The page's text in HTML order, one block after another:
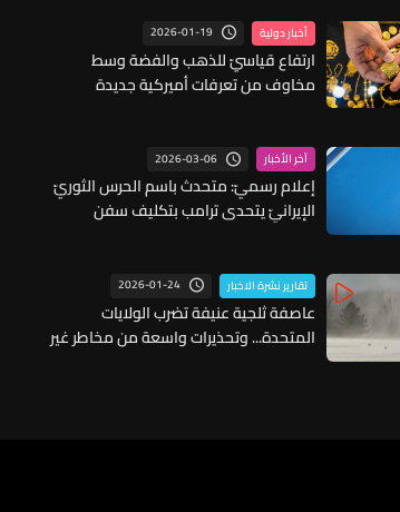
أخبار دولية 2026-01-19
ارتفاع قياسيّ للذهب والفضة وسط
مخاوف من تعرفات أميركية جديدة
آخر الأخبار 2026-03-06
إعلام رسميّ: متحدث باسم الحرس الثوريّ
الإيرانيّ يتحدى ترامب بتكليف سفن
تقارير نشرة الاخبار 2026-01-24
عاصفة ثلجية عنيفة تضرب الولايات
المتحدة... وتحذيرات واسعة من مخاطر غير